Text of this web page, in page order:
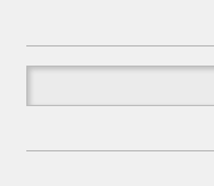
Szukaj: